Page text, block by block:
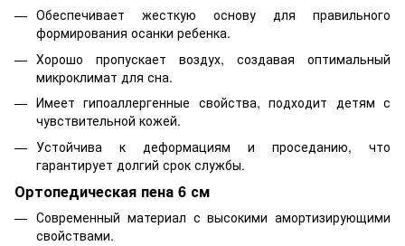
Обеспечивает жесткую основу для правильного
формирования осанки ребенка.
Хорошо пропускает воздух, создавая оптимальный
микроклимат для сна.
Имеет гипоаллергенные свойства, подходит детям с
чувствительной кожей.
Устойчива к деформациям и проседанию, что
гарантирует долгий срок службы.
Ортопедическая пена 6 см
Современный материал с высокими амортизирующими
свойствами.